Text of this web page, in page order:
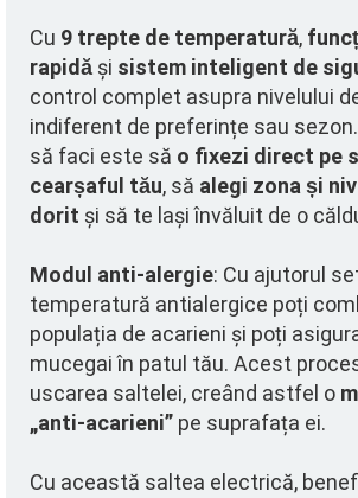
Cu 9 trepte de temperatură,
rapidă și sistem inteligent de
control complet asupra nivelului
indiferent de preferințe sau sezon
să faci este să o fixezi direct pe
cearșaful tău, să alegi zona și
dorit și să te lași învăluit de o
Modul anti-alergie: Cu ajutorul
temperatură antialergice poți
populația de acarieni și poți
mucegai în patul tău. Acest
uscarea saltelei, creând astfel o
„anti-acarieni” pe suprafața ei.
Cu această saltea electrică,